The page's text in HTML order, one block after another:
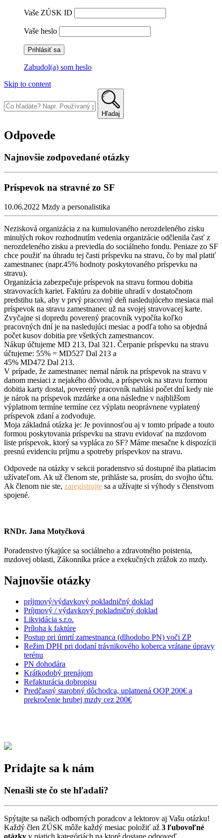
Vaše ZÚSK ID
Vaše heslo
Zabudol(a) som heslo
Skip to content
Hľadaj
Odpovede
Najnovšie zodpovedané otázky
Príspevok na stravné zo SF
10.06.2022 Mzdy a personalistika
Nezisková organizácia z na kumulovaného nerozdeleného zisku
minulých rokov rozhodnutím vedenia organizácie odčlenila časť z
nerozdeleného zisku a previedla do sociálneho fondu. Peniaze zo SF
chce použiť na úhradu tej časti príspevku na stravu, čo by mal platiť
zamestnanec (napr.45% hodnoty poskytovaného príspevku na
stravu).
Organizácia zabezpečuje príspevok na stravu formou dobitia
stravovacích kariet. Faktúru za dobitie uhradí v dostatočnom
predstihu tak, aby v prvý pracovný deň nasledujúceho mesiaca mal
príspevok na stravu zamestnanec už na svojej stravovacej karte.
Zvyčajne si dopredu poverený pracovník vypočíta koľko
pracovných dní je na nasledujúci mesiac a podľa toho sa objedná
počet kusov dobitia pre všetkých zamestnancov.
Nákup účtujeme MD 213, Dal 321. Čerpanie príspevku na stravu
účtujeme: 55% = MD527 Dal 213 a
45% MD472 Dal 213.
V prípade, že zamestnanec nemal nárok na príspevok na stravu v
danom mesiaci z nejakého dôvodu, a príspevok na stravu formou
dobitia karty dostal, poverený pracovník nahlási počet dní kedy nie
je nárok na príspevok mzdárke a ona následne v najbližšom
výplatnom termíne termíne cez výplatu neoprávnene vyplatený
príspevok zdaní a zodvoduje.
Moja základná otázka je: Je povinnosťou aj v tomto prípade a touto
formou poskytovania príspevku na stravu evidovať na mzdovom
liste príspevok, ktorý sa vypláca zo SF? Máme mesačne k dispozícii
presnú evidenciu príjmu a spotreby príspevkov na stravu.
Odpovede na otázky v sekcii poradenstvo sú dostupné iba platiacim
užívateľom. Ak už členom ste, prihláste sa, prosím, do svojho účtu.
Ak členom nie ste, zaregistrujte sa a užívajte si výhody s členstvom
spojené.
RNDr. Jana Motyčková
Poradenstvo týkajúce sa sociálneho a zdravotného poistenia,
mzdovej oblasti, Zákonníka práce a exekučných zrážok zo mzdy.
Najnovšie otázky
príjmový/výdavkový pokladničný doklad
Príjmový / výdavkový pokladničný doklad
Likvidácia s.r.o.
Príloha k faktúre
Postup pri úmrtí zamestnanca (dlhodobo PN) voči ZP
Režim DPH pri dodaní trávnikového koberca vrátane úpravy
terénu
PN dohodára
Krátkodobý prenájom
Refakturácia dobropisu
Predčasný starobný dôchodca, uplatnená OOP 200€ a
prekročenie hrubej mzdy cez 200€
Pridajte sa k nám
Nenašli ste čo ste hľadali?
Spýtajte sa našich odborných poradcov a lektorov aj Vašu otázku!
Každý člen ZÚSK môže každý mesiac položiť až 3 ľubovoľné
otázky v piatich kategóriách na ktoré dostane odpoveď.